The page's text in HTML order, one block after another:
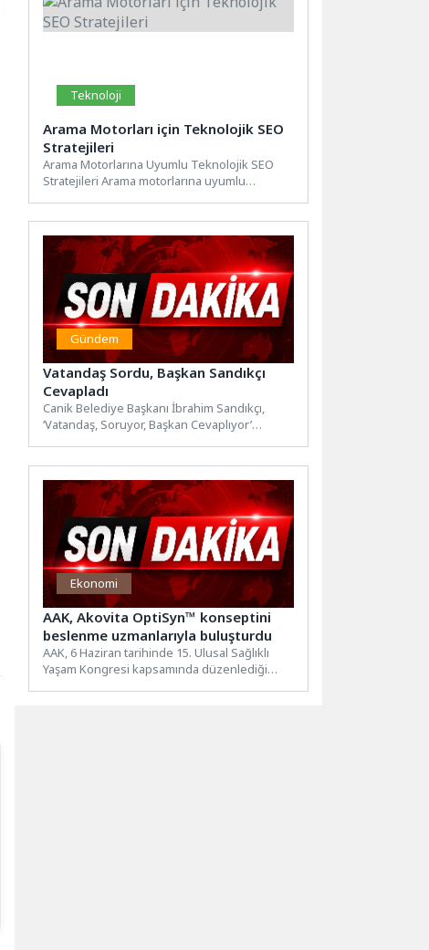
Teknoloji
Arama Motorları için Teknolojik SEO
Stratejileri
Arama Motorlarına Uyumlu Teknolojik SEO
Stratejileri Arama motorlarına uyumlu
Gündem
Vatandaş Sordu, Başkan Sandıkçı
Cevapladı
Canik Belediye Başkanı İbrahim Sandıkçı,
‘Vatandaş, Soruyor, Başkan Cevaplıyor’
Ekonomi
AAK, Akovita OptiSyn™ konseptini
beslenme uzmanlarıyla buluşturdu
AAK, 6 Haziran tarihinde 15. Ulusal Sağlıklı
Yaşam Kongresi kapsamında düzenlediği